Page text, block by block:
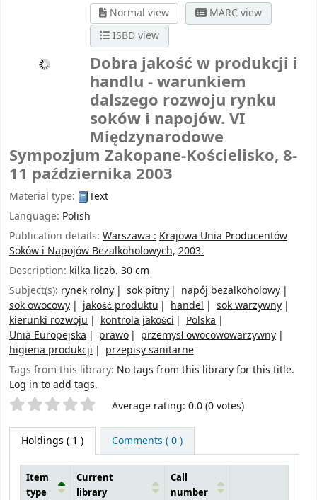
Normal view
MARC view
ISBD view
Dobra jakość w produkcji i
handlu - warunkiem
dalszego rozwoju rynku
soków i napojów. VI
Międzynarodowe
Sympozjum Zakopane-Kościelisko, 8-
11 października 2003
Material type:
Text
Language: Polish
Publication details: Warszawa : Krajowa Unia Producentów
Soków i Napojów Bezalkoholowych, 2003.
Description: kilka liczb. 30 cm
Subject(s): rynek rolny sok pitny
napój bezalkoholowy
sok owocowy
jakość produktu handel
sok warzywny
kierunki rozwoju
kontrola jakości
Polska
Unia Europejska
prawo
przemysł owocowowarzywny
higiena produkcji
przepisy sanitarne
Tags from this library: No tags from this library for this title.
Log in to add tags.
Star ratings Average rating: 0.0 (0 votes)
Holdings ( 1 ) Comments ( 0 )
Item
type
Current
library
Call
number